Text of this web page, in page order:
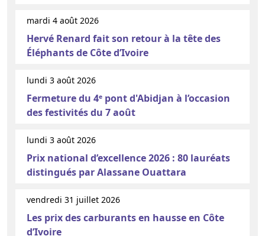
mardi 4 août 2026
Hervé Renard fait son retour à la tête des
Éléphants de Côte d’Ivoire
lundi 3 août 2026
Fermeture du 4ᵉ pont d'Abidjan à l’occasion
des festivités du 7 août
lundi 3 août 2026
Prix national d’excellence 2026 : 80 lauréats
distingués par Alassane Ouattara
vendredi 31 juillet 2026
Les prix des carburants en hausse en Côte
d’Ivoire